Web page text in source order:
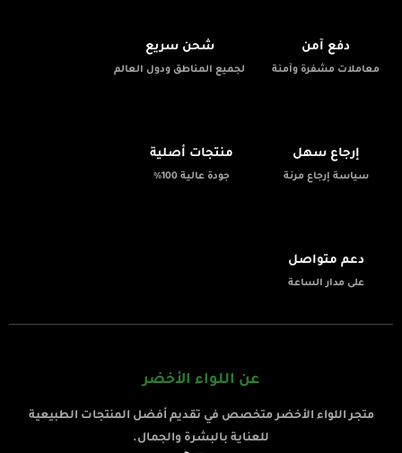
دفع آمن
معاملات مشفرة وآمنة
شحن سريع
لجميع المناطق ودول العالم
إرجاع سهل
سياسة إرجاع مرنة
منتجات أصلية
جودة عالية 100%
دعم متواصل
على مدار الساعة
عن اللواء الأخضر
متجر اللواء الأخضر متخصص في تقديم أفضل المنتجات الطبيعية
للعناية بالبشرة والجمال.